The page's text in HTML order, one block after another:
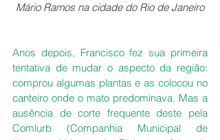
Mário Ramos na cidade do Rio de Janeiro
Anos depois, Francisco fez sua primeira
tentativa de mudar o aspecto da região:
comprou algumas plantas e as colocou no
canteiro onde o mato predominava. Mas a
ausência de corte frequente deste pela
Comlurb (Companhia Municipal de